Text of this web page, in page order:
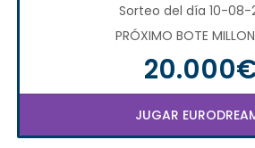
Sorteo del día 10-08-
PRÓXIMO BOTE
JUGAR